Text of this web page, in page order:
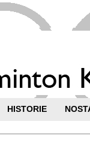
HISTORIE